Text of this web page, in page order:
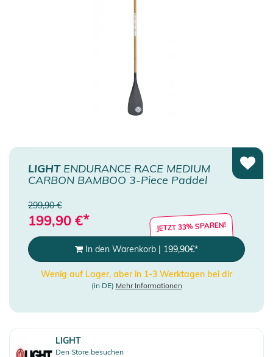
LIGHTENDURANCE RACE MEDIUM
CARBON BAMBOO 3-Piece Paddel
299,90 €
199,90 €* JETZT 33% SPAREN!
In den Warenkorb | 199,90€*
Wenig auf Lager, aber in 1-3 Werktagen bei dir
(in DE) Mehr Informationen
LIGHT
Den Store besuchen